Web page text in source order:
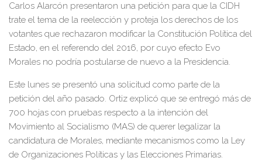
Carlos Alarcón presentaron una petición para que la CIDH
trate el tema de la reelección y proteja los derechos de los
votantes que rechazaron modificar la Constitución Política del
Estado, en el referendo del 2016, por cuyo efecto Evo
Morales no podría postularse de nuevo a la Presidencia.
Este lunes se presentó una solicitud como parte de la
petición del año pasado. Ortiz explicó que se entregó más de
700 hojas con pruebas respecto a la intención del
Movimiento al Socialismo (MAS) de querer legalizar la
candidatura de Morales, mediante mecanismos como la Ley
de Organizaciones Políticas y las Elecciones Primarias.